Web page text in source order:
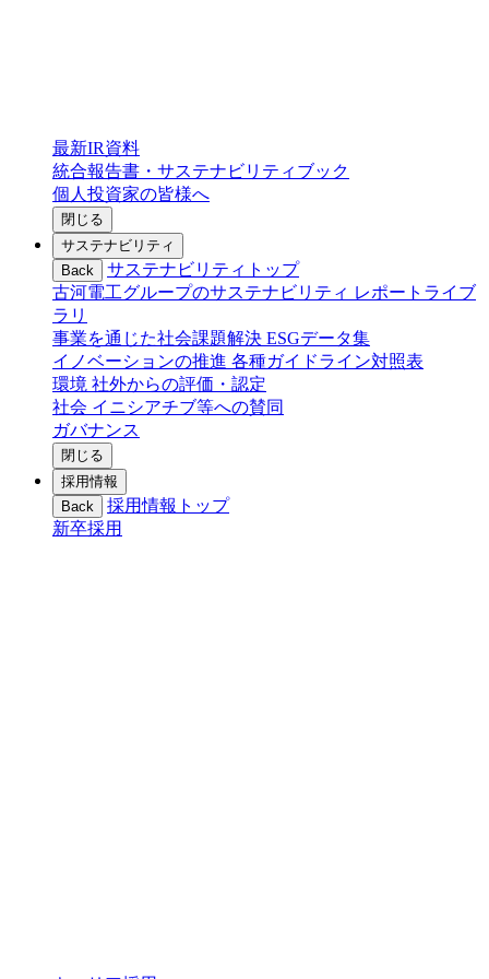
最新IR資料
統合報告書・サステナビリティブック
個人投資家の皆様へ
閉じる
サステナビリティ
Back
サステナビリティトップ
古河電工グループのサステナビリティ レポートライブ
ラリ
事業を通じた社会課題解決 ESGデータ集
イノベーションの推進 各種ガイドライン対照表
環境 社外からの評価・認定
社会 イニシアチブ等への賛同
ガバナンス
閉じる
採用情報
Back
採用情報トップ
新卒採用